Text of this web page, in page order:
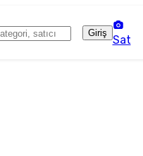
Giriş
Sat